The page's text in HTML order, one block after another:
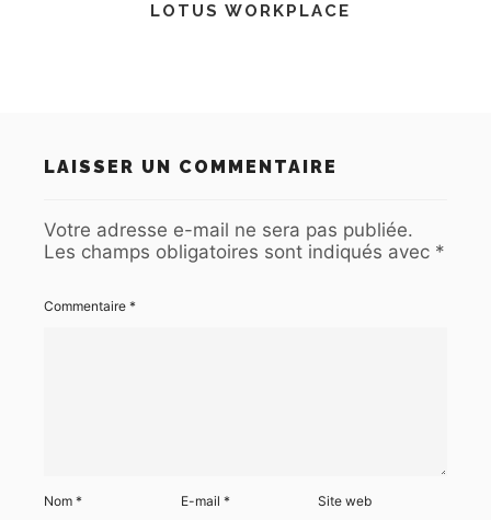
LOTUS WORKPLACE
LAISSER UN COMMENTAIRE
Votre adresse e-mail ne sera pas publiée.
Les champs obligatoires sont indiqués avec *
Commentaire *
Nom * E-mail* Site web